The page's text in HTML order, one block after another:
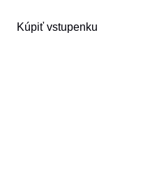
Kúpiť vstupenku